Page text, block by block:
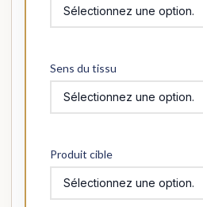
Sens du tissu
Produit cible